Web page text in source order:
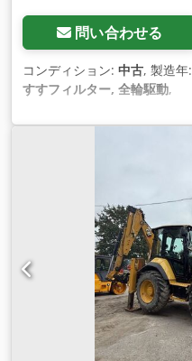
問い合わせる
コンディション: 中古, 製造年:
すすフィルター, 全輪駆動,